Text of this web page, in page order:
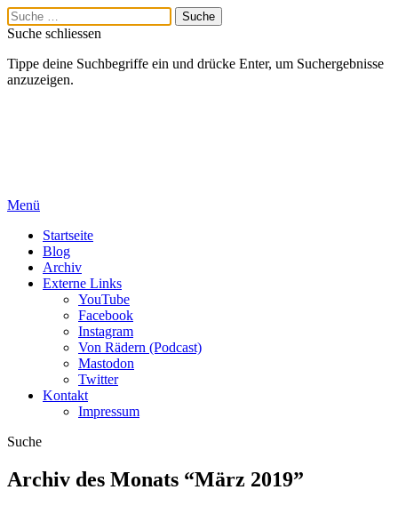
Suche schliessen
Tippe deine Suchbegriffe ein und drücke Enter, um Suchergebnisse
anzuzeigen.
Menü
Startseite
Blog
Archiv
Externe Links
YouTube
Facebook
Instagram
Von Rädern (Podcast)
Mastodon
Twitter
Kontakt
Impressum
Suche
Archiv des Monats “März 2019”